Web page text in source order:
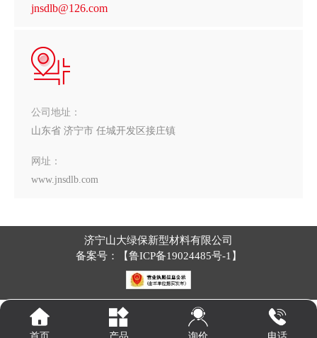
jnsdlb@126.com
公司地址：
山东省 济宁市 任城开发区接庄镇
网址：
www.jnsdlb.com
济宁山大绿保新型材料有限公司
备案号：【鲁ICP备19024485号-1 】